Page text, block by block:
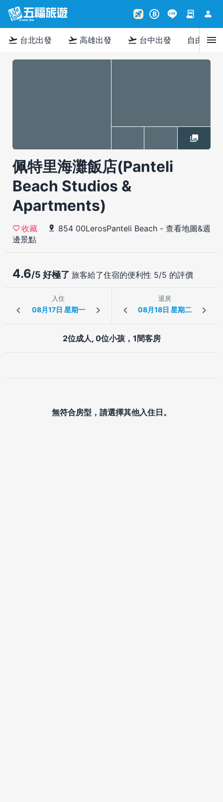
rocket_launch B contract person
flight_takeoff 台北出發 flight_takeoff 高雄出發 flight_takeoff 台中出發 自由行menu
佩特里海灘飯店(Panteli
Beach Studios &
Apartments)
收藏 854 00LerosPanteli Beach - 查看地圖&週
邊景點
4.6/5 好極了 旅客給了住宿的便利性 5/5 的評價
入住 退房
2位成人, 0位小孩，1間客房
無符合房型，請選擇其他入住日。